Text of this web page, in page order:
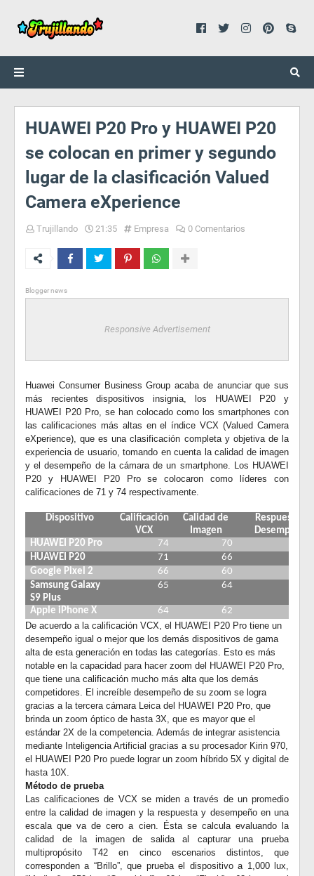
HUAWEI P20 Pro y HUAWEI P20
se colocan en primer y segundo
lugar de la clasificación Valued
Camera eXperience
Trujillando 21:35 Empresa 0 Comentarios
Blogger news
Responsive Advertisement
Huawei Consumer Business Group acaba de anunciar que sus
más recientes dispositivos insignia, los HUAWEI P20 y
HUAWEI P20 Pro, se han colocado como los smartphones con
las calificaciones más altas en el índice VCX (Valued Camera
eXperience), que es una clasificación completa y objetiva de la
experiencia de usuario, tomando en cuenta la calidad de imagen
y el desempeño de la cámara de un smartphone. Los HUAWEI
P20 y HUAWEI P20 Pro se colocaron como líderes con
calificaciones de 71 y 74 respectivamente.
Dispositivo
Calificación
VCX
Calidad de
Imagen
Respuesta y
Desempeño
HUAWEI P20 Pro
74 70
HUAWEI P20
71 66
Google Pixel 2
66 60
Samsung Galaxy
S9 Plus
65 64
Apple iPhone X 64 62
De acuerdo a la calificación VCX, el HUAWEI P20 Pro tiene un
desempeño igual o mejor que los demás dispositivos de gama
alta de esta generación en todas las categorías. Esto es más
notable en la capacidad para hacer zoom del HUAWEI P20 Pro,
que tiene una calificación mucho más alta que los demás
competidores. El increíble desempeño de su zoom se logra
gracias a la tercera cámara Leica del HUAWEI P20 Pro, que
brinda un zoom óptico de hasta 3X, que es mayor que el
estándar 2X de la competencia. Además de integrar asistencia
mediante Inteligencia Artificial gracias a su procesador Kirin 970,
el HUAWEI P20 Pro puede lograr un zoom híbrido 5X y digital de
hasta 10X.
Método de prueba
Las calificaciones de VCX se miden a través de un promedio
entre la calidad de imagen y la respuesta y desempeño en una
escala que va de cero a cien. Ésta se calcula evaluando la
calidad de la imagen de salida al capturar una prueba
multipropósito T42 en cinco escenarios distintos, que
corresponden a “Brillo”, que prueba el dispositivo a 1,000 lux,